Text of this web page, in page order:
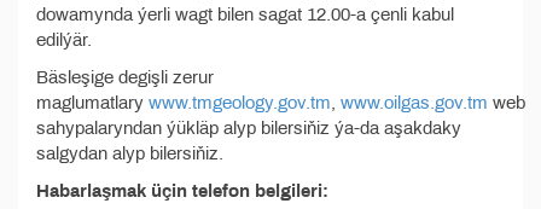
dowamynda ýerli wagt bilen sagat 12.00-a çenli kabul
edilýär.
Bäsleşige degişli zerur
maglumatlary www.tmgeology.gov.tm www.oilgas.gov.tm web
sahypalaryndan ýükläp alyp bilersiňiz ýa-da aşakdaky
salgydan alyp bilersiňiz.
Habarlaşmak üçin telefon belgileri: